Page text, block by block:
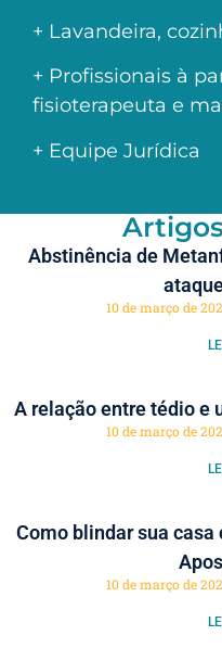
+ Lavandeira,
+ Profissionais à
fisioterapeuta e
+ Equipe Jurídica
Abstinência de
10 de março de
A relação entre tédio e
10 de março de
Como blindar sua casa
10 de março de